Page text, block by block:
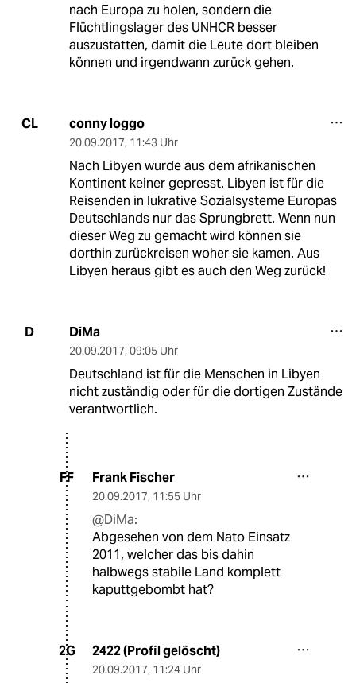
nach Europa zu holen, sondern die
Flüchtlingslager des UNHCR besser
auszustatten, damit die Leute dort bleiben
können und irgendwann zurück gehen.
CL conny loggo
20.09.2017, 11:43 Uhr
Nach Libyen wurde aus dem afrikanischen
Kontinent keiner gepresst. Libyen ist für die
Reisenden in lukrative Sozialsysteme Europas
Deutschlands nur das Sprungbrett. Wenn nun
dieser Weg zu gemacht wird können sie
dorthin zurückreisen woher sie kamen. Aus
Libyen heraus gibt es auch den Weg zurück!
D DiMa
20.09.2017, 09:05 Uhr
Deutschland ist für die Menschen in Libyen
nicht zuständig oder für die dortigen Zustände
verantwortlich.
FF Frank Fischer
20.09.2017, 11:55 Uhr
@DiMa:
Abgesehen von dem Nato Einsatz
2011, welcher das bis dahin
halbwegs stabile Land komplett
kaputtgebombt hat?
2G 2422 (Profil gelöscht)
20.09.2017, 11:24 Uhr